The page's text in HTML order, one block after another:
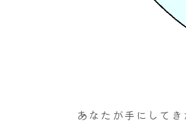
あなたが手にして